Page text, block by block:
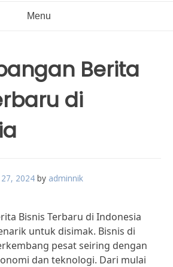
Menu
Berita
di
2024 by adminnik
Bisnis Terbaru di Indonesia
untuk disimak. Bisnis di
pesat seiring dengan
dan teknologi. Dari mulai